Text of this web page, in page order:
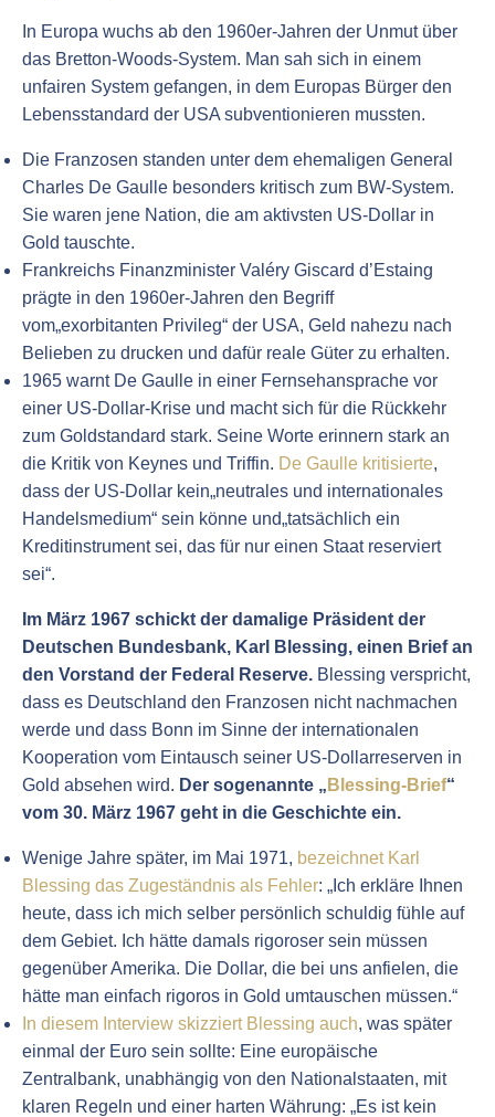
In Europa wuchs ab den 1960er-Jahren der Unmut über
das Bretton-Woods-System. Man sah sich in einem
unfairen System gefangen, in dem Europas Bürger den
Lebensstandard der USA subventionieren mussten.
Die Franzosen standen unter dem ehemaligen General
Charles De Gaulle besonders kritisch zum BW-System.
Sie waren jene Nation, die am aktivsten US-Dollar in
Gold tauschte.
Frankreichs Finanzminister Valéry Giscard d’Estaing
prägte in den 1960er-Jahren den Begriff
vom„exorbitanten Privileg“ der USA, Geld nahezu nach
Belieben zu drucken und dafür reale Güter zu erhalten.
1965 warnt De Gaulle in einer Fernsehansprache vor
einer US-Dollar-Krise und macht sich für die Rückkehr
zum Goldstandard stark. Seine Worte erinnern stark an
die Kritik von Keynes und Triffin. De Gaulle kritisierte,
dass der US-Dollar kein„neutrales und internationales
Handelsmedium“ sein könne und„tatsächlich ein
Kreditinstrument sei, das für nur einen Staat reserviert
sei“.
Im März 1967 schickt der damalige Präsident der
Deutschen Bundesbank, Karl Blessing, einen Brief an
den Vorstand der Federal Reserve. Blessing verspricht,
dass es Deutschland den Franzosen nicht nachmachen
werde und dass Bonn im Sinne der internationalen
Kooperation vom Eintausch seiner US-Dollarreserven in
Gold absehen wird. Der sogenannte „ Blessing-Brief“
vom 30. März 1967 geht in die Geschichte ein.
Wenige Jahre später, im Mai 1971, bezeichnet Karl
Blessing das Zugeständnis als Fehler: „Ich erkläre Ihnen
heute, dass ich mich selber persönlich schuldig fühle auf
dem Gebiet. Ich hätte damals rigoroser sein müssen
gegenüber Amerika. Die Dollar, die bei uns anfielen, die
hätte man einfach rigoros in Gold umtauschen müssen.“
In diesem Interview skizziert Blessing auch, was später
einmal der Euro sein sollte: Eine europäische
Zentralbank, unabhängig von den Nationalstaaten, mit
klaren Regeln und einer harten Währung: „Es ist kein